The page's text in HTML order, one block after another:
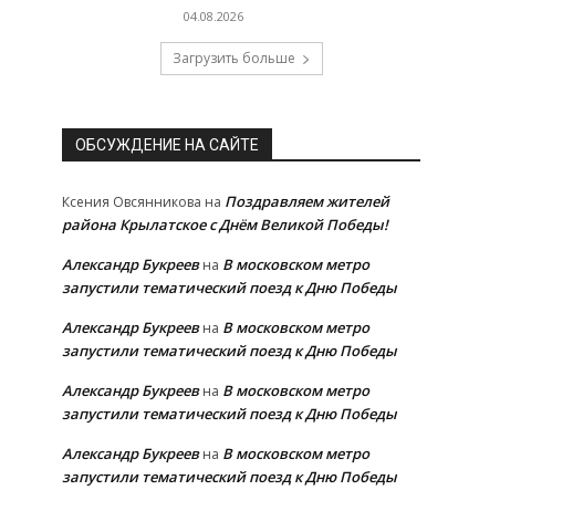
04.08.2026
Загрузить больше
ОБСУЖДЕНИЕ НА САЙТЕ
Ксения Овсянникова на Поздравляем жителей
района Крылатское с Днём Великой Победы!
Александр Букреевна В московском метро
запустили тематический поезд к Дню Победы
Александр Букреевна В московском метро
запустили тематический поезд к Дню Победы
Александр Букреевна В московском метро
запустили тематический поезд к Дню Победы
Александр Букреевна В московском метро
запустили тематический поезд к Дню Победы